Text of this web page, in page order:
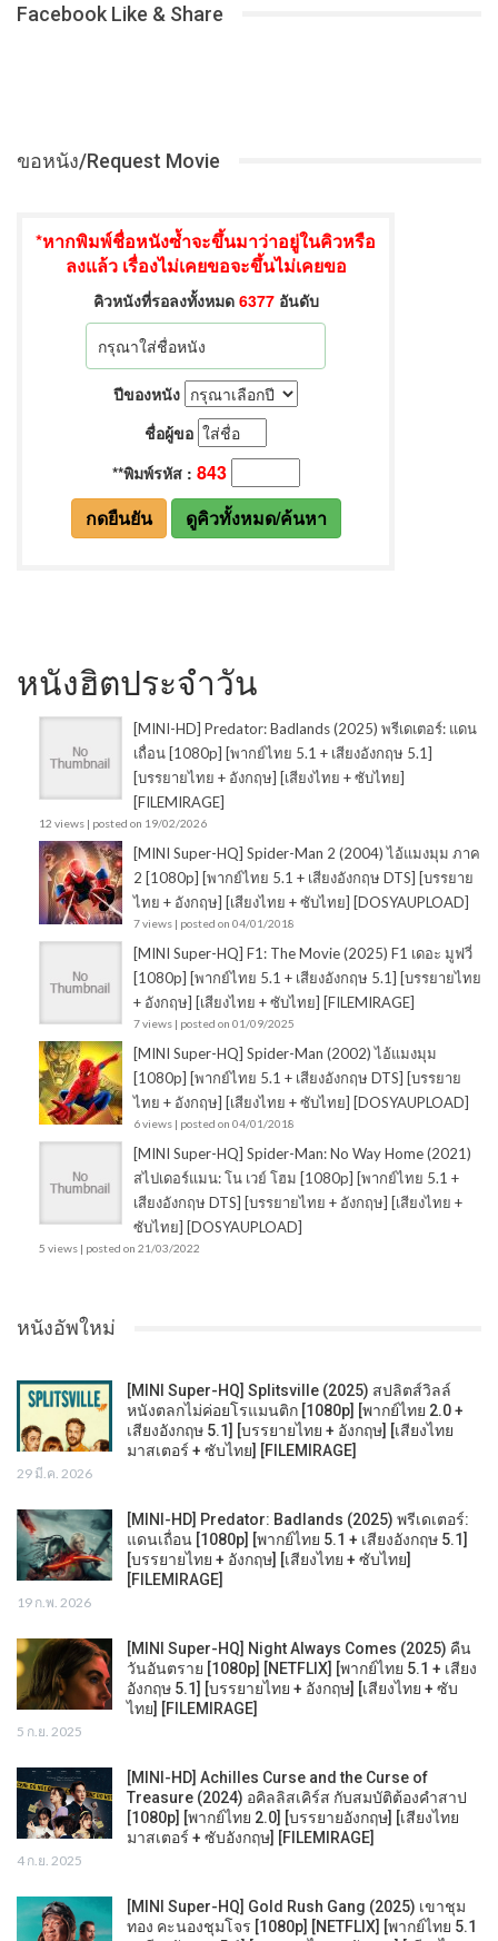
Facebook Like & Share
ขอหนัง/Request Movie
หนังฮิตประจำวัน
[MINI-HD] Predator: Badlands (2025) พรีเดเตอร์: แดน
เถื่อน [1080p] [พากย์ไทย 5.1 + เสียงอังกฤษ 5.1]
[บรรยายไทย + อังกฤษ] [เสียงไทย + ซับไทย]
[FILEMIRAGE]
12 views | posted on 19/02/2026
[MINI Super-HQ] Spider-Man 2 (2004) ไอ้แมงมุม ภาค
2 [1080p] [พากย์ไทย 5.1 + เสียงอังกฤษ DTS] [บรรยาย
ไทย + อังกฤษ] [เสียงไทย + ซับไทย] [DOSYAUPLOAD]
7 views | posted on 04/01/2018
[MINI Super-HQ] F1: The Movie (2025) F1 เดอะ มูฟวี่
[1080p] [พากย์ไทย 5.1 + เสียงอังกฤษ 5.1] [บรรยายไทย
+ อังกฤษ] [เสียงไทย + ซับไทย] [FILEMIRAGE]
7 views | posted on 01/09/2025
[MINI Super-HQ] Spider-Man (2002) ไอ้แมงมุม
[1080p] [พากย์ไทย 5.1 + เสียงอังกฤษ DTS] [บรรยาย
ไทย + อังกฤษ] [เสียงไทย + ซับไทย] [DOSYAUPLOAD]
6 views | posted on 04/01/2018
[MINI Super-HQ] Spider-Man: No Way Home (2021)
สไปเดอร์แมน: โน เวย์ โฮม [1080p] [พากย์ไทย 5.1 +
เสียงอังกฤษ DTS] [บรรยายไทย + อังกฤษ] [เสียงไทย +
ซับไทย] [DOSYAUPLOAD]
5 views | posted on 21/03/2022
หนังอัพใหม่
[MINI Super-HQ] Splitsville (2025) สปลิตส์วิลล์
หนังตลกไม่ค่อยโรแมนติก [1080p] [พากย์ไทย 2.0 +
เสียงอังกฤษ 5.1] [บรรยายไทย + อังกฤษ] [เสียงไทย
มาสเตอร์ + ซับไทย] [FILEMIRAGE]
29 มี.ค. 2026
[MINI-HD] Predator: Badlands (2025) พรีเดเตอร์:
แดนเถื่อน [1080p] [พากย์ไทย 5.1 + เสียงอังกฤษ 5.1]
[บรรยายไทย + อังกฤษ] [เสียงไทย + ซับไทย]
[FILEMIRAGE]
19 ก.พ. 2026
[MINI Super-HQ] Night Always Comes (2025) คืน
วันอันตราย [1080p] [NETFLIX] [พากย์ไทย 5.1 + เสียง
อังกฤษ 5.1] [บรรยายไทย + อังกฤษ] [เสียงไทย + ซับ
ไทย] [FILEMIRAGE]
5 ก.ย. 2025
[MINI-HD] Achilles Curse and the Curse of
Treasure (2024) อคิลลิสเคิร์ส กับสมบัติต้องคำสาป
[1080p] [พากย์ไทย 2.0] [บรรยายอังกฤษ] [เสียงไทย
มาสเตอร์ + ซับอังกฤษ] [FILEMIRAGE]
4 ก.ย. 2025
[MINI Super-HQ] Gold Rush Gang (2025) เขาชุม
ทอง คะนองชุมโจร [1080p] [NETFLIX] [พากย์ไทย 5.1